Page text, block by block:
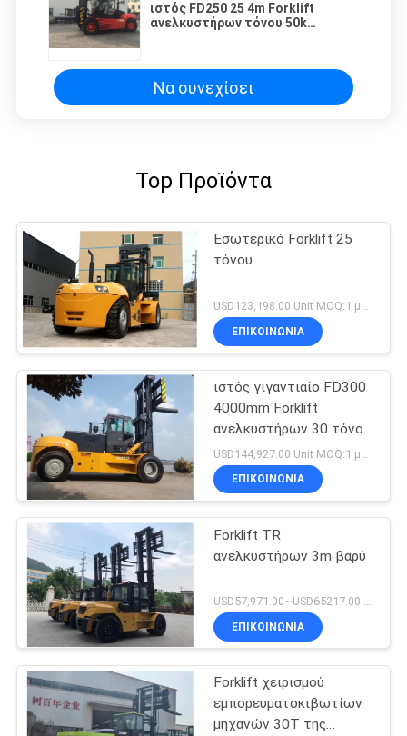
ιστός FD250 25 4m Forklift
ανελκυστήρων τόνου 50k
Να συνεχίσει
Top Προϊόντα
Εσωτερικό Forklift 25
τόνου
ΕΠΙΚΟΙΝΩΝΙΑ
ιστός γιγαντιαίο FD300
4000mm Forklift
ανελκυστήρων 30 τόνου
βαρύς εξοπλισμός
φορτηγών
ΕΠΙΚΟΙΝΩΝΙΑ
Forklift TR
ανελκυστήρων 3m βαρύ
USD57,971.00~USD65217.00 unit MOQ:1 μονάδα
ΕΠΙΚΟΙΝΩΝΙΑ
Forklift χειρισμού
εμπορευματοκιβωτίων
μηχανών 30T της